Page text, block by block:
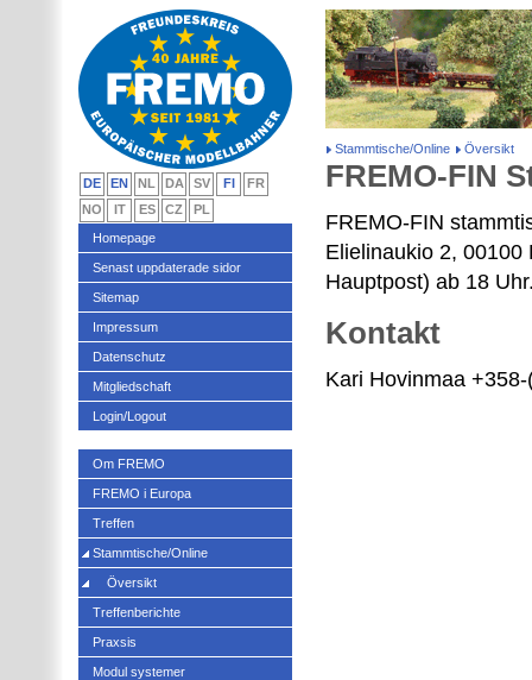
Stammtische/Online Översikt
FREMO-FIN
FREMO-FIN
Elielinaukio 2, 00100
Hauptpost) ab 18
Kontakt
Kari Hovinmaa
DE EN NL DA SV FI
FR
NO
IT ES CZ
PL
Homepage
Senast uppdaterade sidor
Sitemap
Impressum
Datenschutz
Mitgliedschaft
Login/Logout
Om FREMO
FREMO i Europa
Treffen
Stammtische/Online
Översikt
Treffenberichte
Praxsis
Modul systemer